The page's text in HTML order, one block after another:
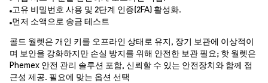
고유 비밀번호 사용 및 2단계 인증(2FA) 활성화.
먼저 소액으로 송금 테스트
콜드 월렛은 개인 키를 오프라인 상태로 유지, 장기 보관에 이상적이
며 보안을 강화하지만 손실 방지를 위해 안전한 보관 필요; 핫 월렛은
Phemex 안전 관리 솔루션 포함, 신뢰할 수 있는 안전장치와 함께 접
근성 제공. 필요에 맞는 옵션 선택